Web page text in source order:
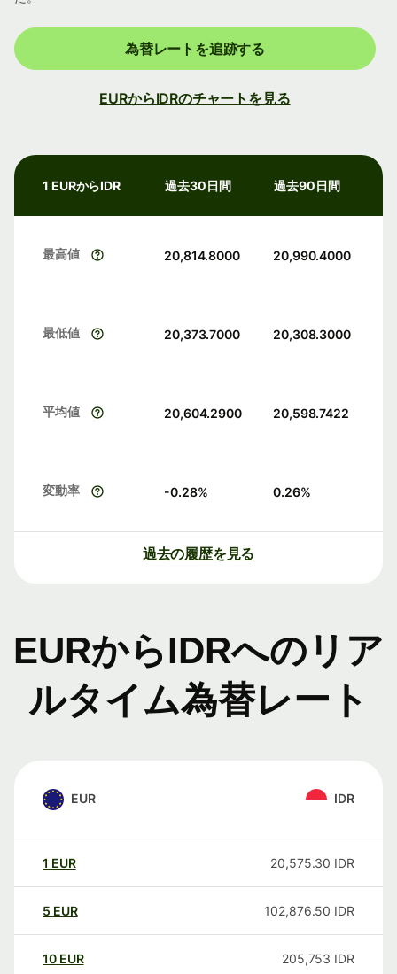
為替レートを追跡する
EURからIDRのチャートを見る
1 EURからIDR 過去30日間 過去90日間
最高値 20,814.8000 20,990.4000
最低値 20,373.7000 20,308.3000
平均値 20,604.2900 20,598.7422
変動率 -0.28% 0.26%
過去の履歴を見る
EURからIDRへのリア
ルタイム為替レート
EUR IDR
1 EUR 20,575.30 IDR
5 EUR 102,876.50 IDR
10 EUR 205,753 IDR